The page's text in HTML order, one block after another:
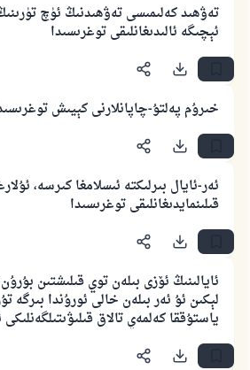
تەۋھىد كەلىمىسى تەۋھىدنىڭ ئۈچ
ئېچىگە ئالىدىغانلىقى توغرىسىدا
خىرۇم پەلتۇ-چاپانلارنى كېيىش
ئەر-ئايال بىرلىكتە ئىسلامغا كىرسە،
قىلىنمايدىغانلىقى توغرىسىدا
ئايالىنىڭ ئۆزى بىلەن توي قىلىشتىن
لېكىن ئۇ ئەر بىلەن خالى ئورۇندا بىرگە
ياستۇققا كەلمەي تالاق
قىلىش كېرەكلىكى توغرىسىدا
110845 -
ئائىلىنى ساقلاپ
ئۇممەتكە جاۋاپ بېرىشىمىزگە
پەيغەمبەرئەلەيھىسسالام
ياخشىلىققا باشلارپ قويغان